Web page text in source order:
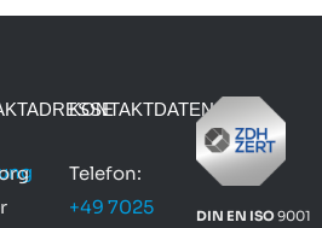
KONTAKTDATEN
Telefon:
+49 7025
DIN EN ISO9001